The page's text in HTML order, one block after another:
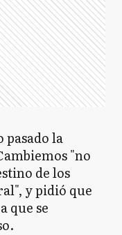
pasado la
"no
de los
y pidió que
que se